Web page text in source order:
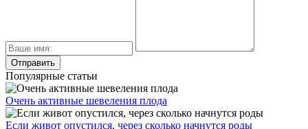
Популярные статьи
Очень активные шевеления плода
Если живот опустился, через сколько начнутся роды